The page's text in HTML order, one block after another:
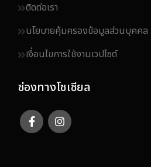
ติดต่อเรา
นโยบายคุ้มครองข้อมูลส่วนบุคคล
เงื่อนไขการใช้งานเวปไซต์
ช่องทางโซเชียล